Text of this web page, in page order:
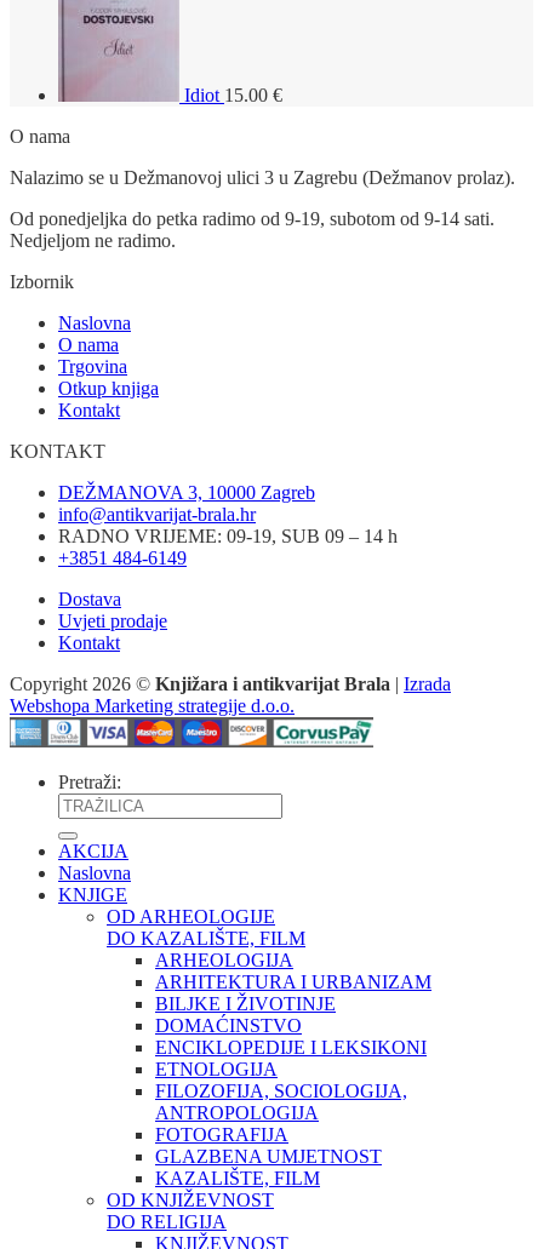
Idiot 15.00 €
O nama
Nalazimo se u Dežmanovoj ulici 3 u Zagrebu (Dežmanov prolaz).
Od ponedjeljka do petka radimo od 9-19, subotom od 9-14 sati.
Nedjeljom ne radimo.
Izbornik
Naslovna
O nama
Trgovina
Otkup knjiga
Kontakt
KONTAKT
DEŽMANOVA 3, 10000 Zagreb
info@antikvarijat-brala.hr
RADNO VRIJEME: 09-19, SUB 09 – 14 h
+3851 484-6149
Dostava
Uvjeti prodaje
Kontakt
Copyright 2026 © Knjižara i antikvarijat Brala | Izrada
Webshopa Marketing strategije d.o.o.
Pretraži:
AKCIJA
Naslovna
KNJIGE
OD ARHEOLOGIJE
DO KAZALIŠTE, FILM
ARHEOLOGIJA
ARHITEKTURA I URBANIZAM
BILJKE I ŽIVOTINJE
DOMAĆINSTVO
ENCIKLOPEDIJE I LEKSIKONI
ETNOLOGIJA
FILOZOFIJA, SOCIOLOGIJA,
ANTROPOLOGIJA
FOTOGRAFIJA
GLAZBENA UMJETNOST
KAZALIŠTE, FILM
OD KNJIŽEVNOST
DO RELIGIJA
KNJIŽEVNOST